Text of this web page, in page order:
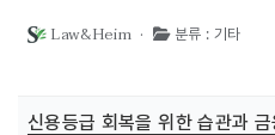
Law&Heim · 분류 : 기타
신용등급 회복을 위한 습관과